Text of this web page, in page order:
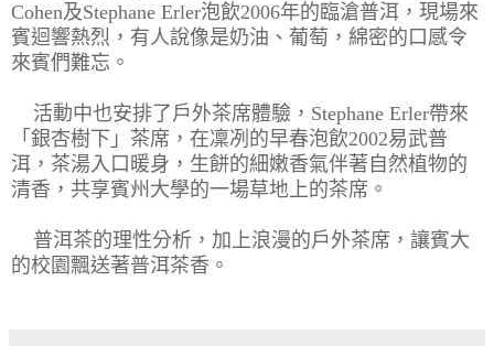
Cohen及Stephane Erler泡飲2006年的臨滄普洱，現場來
賓迴響熱烈， 有人說像是奶油、葡萄，綿密的口感令
來賓們難忘。
活動中也安排了戶外茶席體驗，Stephane Erler帶來
「銀杏樹下」茶席， 在凜冽的早春泡飲2002易武普
洱，茶湯入口暖身， 生餅的細嫩香氣伴著自然植物的
清香， 共享賓州大學的一場草地上的茶席。
普洱茶的理性分析，加上浪漫的戶外茶席， 讓賓大
的校園飄送著普洱茶香。